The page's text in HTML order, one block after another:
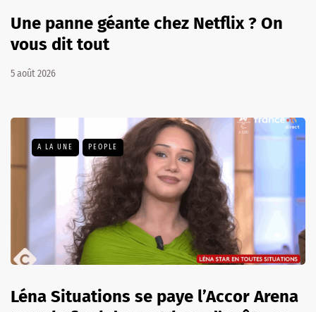
Une panne géante chez Netflix ? On
vous dit tout
5 août 2026
A LA UNE PEOPLE
Léna Situations se paye l’Accor Arena